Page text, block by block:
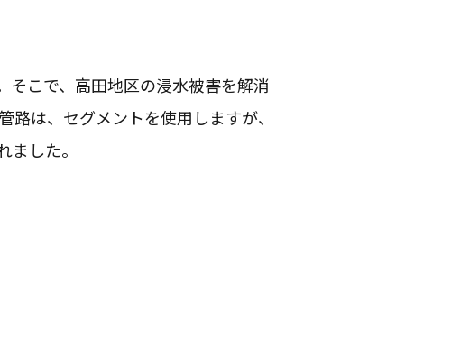
そこで、高田地区の浸水被害を解消
は、セグメントを使用しますが、
した。